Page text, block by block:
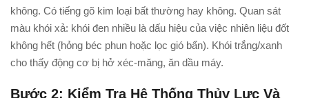
không. Có tiếng gõ kim loại bất thường hay không. Quan sát
màu khói xả: khói đen nhiều là dấu hiệu của việc nhiên liệu đốt
không hết (hỏng béc phun hoặc lọc gió bẩn). Khói trắng/xanh
cho thấy động cơ bị hở xéc-măng, ăn dầu máy.
Bước 2: Kiểm Tra Hệ Thống Thủy Lực Và